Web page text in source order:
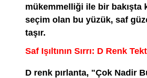
mükemmelliği ile bir bakışta
seçim olan bu yüzük, saf
taşır.
Saf Işıltının Sırrı: D Renk
D renk pırlanta, "Çok Nadir